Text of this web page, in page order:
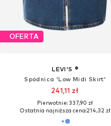
OFERTA
LEVI'S ®
Spódnica 'Low Midi Skirt'
241,11 zł
Pierwotnie: 337,90 zł
Ostatnia najniższa cena:214,32 zł